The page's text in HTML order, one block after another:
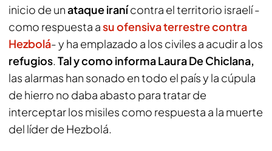
inicio de unataque iranícontra el territorio israelí -
como respuesta asu ofensiva terrestre contra
Hezbolá- y ha emplazado a los civiles a acudir a los
refugios. Tal y como informa Laura De Chiclana,
las alarmas han sonado en todo el país y la cúpula
de hierro no daba abasto para tratar de
interceptar los misiles como respuesta a la muerte
del líder de Hezbolá.